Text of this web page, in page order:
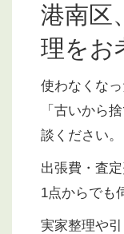
港南区
理をお
使わなくな
「古いから
談ください。
出張費・査定
1点からでも
実家整理や